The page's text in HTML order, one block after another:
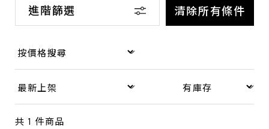
進階篩選 清除所有條件
商品等級
近全新
共 1 件商品